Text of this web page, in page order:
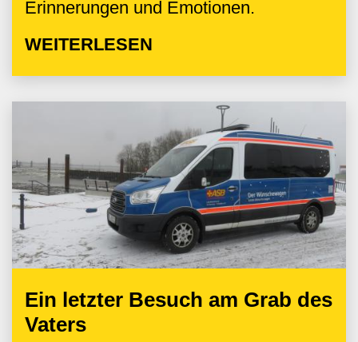
Erinnerungen und Emotionen.
WEITERLESEN
Ein letzter Besuch am Grab des
Vaters